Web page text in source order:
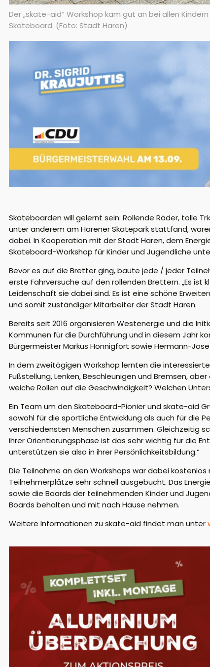
Der „skate-aid“ Workshop kam gut an bei allen
Skateboard. (Foto: Stadt Haren)
Skateboarden will gelernt sein: Rollende Räder, tolle
unter anderem am Harener Skatepark stattfand,
dabei. In Kooperation mit der Stadt Haren, dem
Skateboard-Workshop für Kinder und Jugendliche
Bevor es auf die Bretter ging, baute jede / jeder
erste Fahrversuche auf den rollenden Brettern. „Es
Leidenschaft sie dabei sind. Es ist eine schöne
und somit zuständiger Mitarbeiter der Stadt Haren.
Bereits seit 2016 organisieren Westenergie und die
Kommunen für die Durchführung und in diesem Jahr
Bürgermeister Markus Honnigfort sowie Hermann-
In dem zweitägigen Workshop lernten die
Fußstellung, Lenken, Beschleunigen und Bremsen,
weiche Rollen auf die Geschwindigkeit? Welchen
Ein Team um den Skateboard-Pionier und skate-aid
sowohl für die sportliche Entwicklung als auch für die
verschiedensten Menschen zusammen. Gleichzeitig
ihrer Orientierungsphase ist das sehr wichtig für die
unterstützen sie also in ihrer Persönlichkeitsbildung.“
Die Teilnahme an den Workshops war dabei
Teilnehmerplätze sehr schnell ausgebucht. Das
sowie die Boards der teilnehmenden Kinder und
Boards behalten und mit nach Hause nehmen.
Weitere Informationen zu skate-aid findet man unter